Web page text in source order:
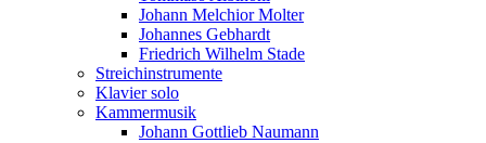
Johann Melchior Molter
Johannes Gebhardt
Friedrich Wilhelm Stade
Streichinstrumente
Klavier solo
Kammermusik
Johann Gottlieb Naumann